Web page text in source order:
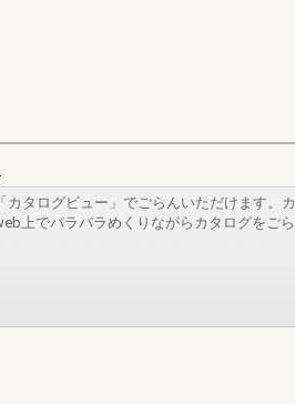
カタログビュー」でごらんいただけます。カ
上でパラパラめくりながらカタログをごら